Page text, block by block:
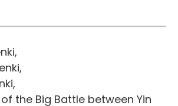
the Big Battle between Yin